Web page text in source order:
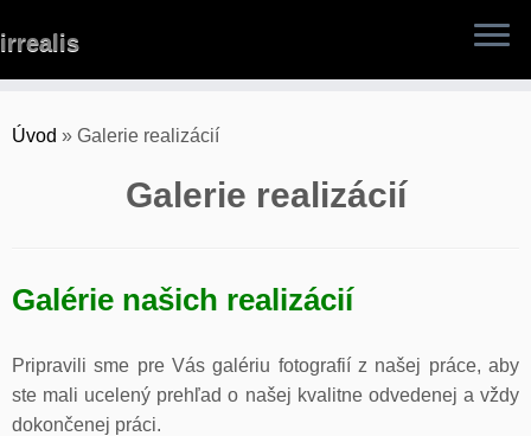
to
irrealis
Úvod » Galerie realizácií
Galerie realizácií
Galérie našich realizácií
Pripravili sme pre Vás galériu fotografií z našej práce, aby
ste mali ucelený prehľad o našej kvalitne odvedenej a vždy
dokončenej práci.